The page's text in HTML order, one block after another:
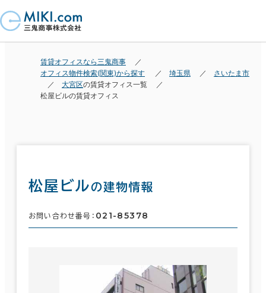
賃貸オフィスなら三鬼商事
オフィス物件検索(関東)から探す
埼玉県
さいたま市
大宮区の賃貸オフィス一覧
松屋ビルの賃貸オフィス
松屋ビルの建物情報
お問い合わせ番号： 021-85378